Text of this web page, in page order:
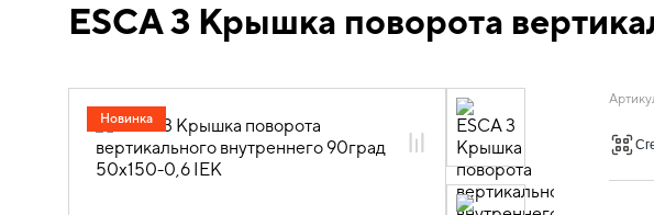
05. Системы для прокладки кабеля
05.04 Кабельные лотки и аксессуары
05.04.04.03 Аксессуары для лотков
листовых ESCA
ESCA 3 Крышка поворота
Новинка